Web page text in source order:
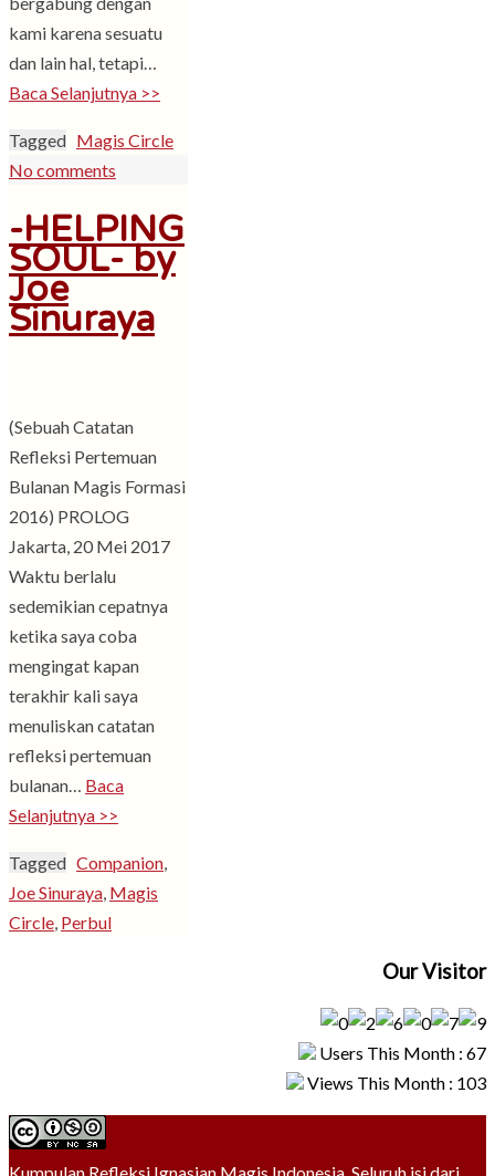
kami karena sesuatu
dan lain hal, tetapi…
Baca Selanjutnya >>
Tagged Magis Circle
No comments
-HELPING
SOUL- by
Joe
Sinuraya
(Sebuah Catatan
Refleksi Pertemuan
Bulanan Magis Formasi
2016) PROLOG
Jakarta, 20 Mei 2017
Waktu berlalu
sedemikian cepatnya
ketika saya coba
mengingat kapan
terakhir kali saya
menuliskan catatan
refleksi pertemuan
bulanan… Baca
Selanjutnya >>
Tagged Companion
Joe Sinuraya Magis
Circle Perbul
Our Visitor
Users This Month : 67
Views This Month : 103